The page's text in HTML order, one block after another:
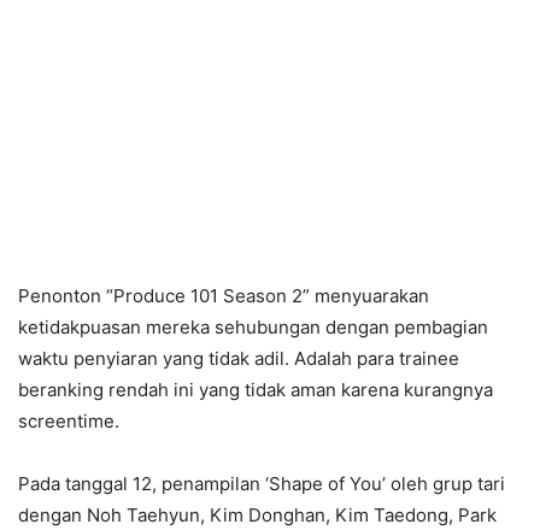
Penonton “Produce 101 Season 2” menyuarakan
ketidakpuasan mereka sehubungan dengan pembagian
waktu penyiaran yang tidak adil. Adalah para trainee
beranking rendah ini yang tidak aman karena kurangnya
screentime.
Pada tanggal 12, penampilan ‘Shape of You’ oleh grup tari
dengan Noh Taehyun, Kim Donghan, Kim Taedong, Park